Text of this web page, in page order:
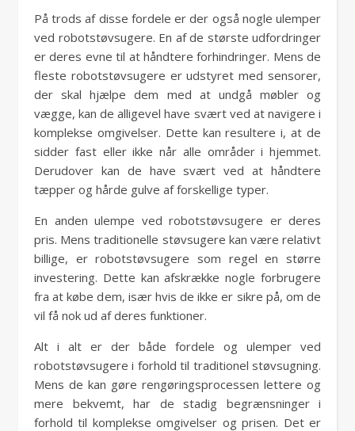
På trods af disse fordele er der også nogle ulemper
ved robotstøvsugere. En af de største udfordringer
er deres evne til at håndtere forhindringer. Mens de
fleste robotstøvsugere er udstyret med sensorer,
der skal hjælpe dem med at undgå møbler og
vægge, kan de alligevel have svært ved at navigere i
komplekse omgivelser. Dette kan resultere i, at de
sidder fast eller ikke når alle områder i hjemmet.
Derudover kan de have svært ved at håndtere
tæpper og hårde gulve af forskellige typer.
En anden ulempe ved robotstøvsugere er deres
pris. Mens traditionelle støvsugere kan være relativt
billige, er robotstøvsugere som regel en større
investering. Dette kan afskrække nogle forbrugere
fra at købe dem, især hvis de ikke er sikre på, om de
vil få nok ud af deres funktioner.
Alt i alt er der både fordele og ulemper ved
robotstøvsugere i forhold til traditionel støvsugning.
Mens de kan gøre rengøringsprocessen lettere og
mere bekvemt, har de stadig begrænsninger i
forhold til komplekse omgivelser og prisen. Det er